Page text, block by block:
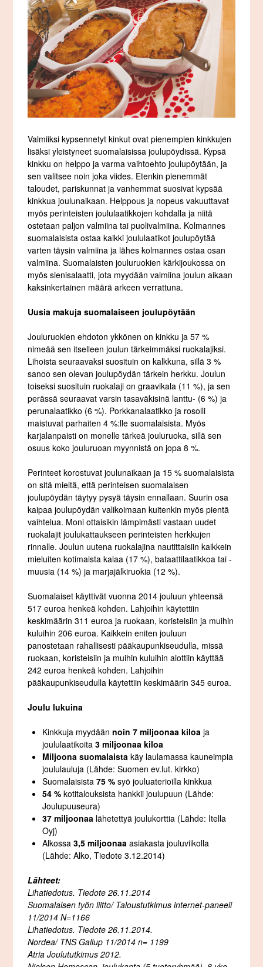
Valmiiksi kypsennetyt kinkut ovat pienempien kinkkujen
lisäksi yleistyneet suomalaisissa joulupöydissä. Kypsä
kinkku on helppo ja varma vaihtoehto joulupöytään, ja
sen valitsee noin joka viides. Etenkin pienemmät
taloudet, pariskunnat ja vanhemmat suosivat kypsää
kinkkua joulunaikaan. Helppous ja nopeus vakuuttavat
myös perinteisten joululaatikkojen kohdalla ja niitä
ostetaan paljon valmiina tai puolivalmiina. Kolmannes
suomalaisista ostaa kaikki joululaatikot joulupöytää
varten täysin valmiina ja lähes kolmannes ostaa osan
valmiina. Suomalaisten jouluruokien kärkijoukossa on
myös sienisalaatti, jota myydään valmiina joulun aikaan
kaksinkertainen määrä arkeen verrattuna.
Uusia makuja suomalaiseen joulupöytään
Jouluruokien ehdoton ykkönen on kinkku ja 57 %
nimeää sen itselleen joulun tärkeimmäksi ruokalajiksi.
Lihoista seuraavaksi suosituin on kalkkuna, sillä 3 %
sanoo sen olevan joulupöydän tärkein herkku. Joulun
toiseksi suosituin ruokalaji on graavikala (11 %), ja sen
perässä seuraavat varsin tasaväkisinä lanttu- (6 %) ja
perunalaatikko (6 %). Porkkanalaatikko ja rosolli
maistuvat parhaiten 4 %:lle suomalaisista. Myös
karjalanpaisti on monelle tärkeä jouluruoka, sillä sen
osuus koko jouluruoan myynnistä on jopa 8 %.
Perinteet korostuvat joulunaikaan ja 15 % suomalaisista
on sitä mieltä, että perinteisen suomalaisen
joulupöydän täytyy pysyä täysin ennallaan. Suurin osa
kaipaa joulupöydän valikoimaan kuitenkin myös pientä
vaihtelua. Moni ottaisikin lämpimästi vastaan uudet
ruokalajit joulukattaukseen perinteisten herkkujen
rinnalle. Joulun uutena ruokalajina nautittaisiin kaikkein
mieluiten kotimaista kalaa (17 %), bataattilaatikkoa tai -
muusia (14 %) ja marjajälkiruokia (12 %).
Suomalaiset käyttivät vuonna 2014 jouluun yhteensä
517 euroa henkeä kohden. Lahjoihin käytettiin
keskimäärin 311 euroa ja ruokaan, koristeisiin ja muihin
kuluihin 206 euroa. Kaikkein eniten jouluun
panostetaan rahallisesti pääkaupunkiseudulla, missä
ruokaan, koristeisiin ja muihin kuluihin aiottiin käyttää
242 euroa henkeä kohden. Lahjoihin
pääkaupunkiseudulla käytettiin keskimäärin 345 euroa.
Joulu lukuina
Kinkkuja myydäännoin 7 miljoonaa kiloaja
joululaatikoita 3 miljoonaa kiloa
Miljoona suomalaistakäy laulamassa kauneimpia
joululauluja (Lähde: Suomen ev.lut. kirkko)
Suomalaisista75 % syö jouluaterioilla kinkkua
54 % kotitalouksista hankkii joulupuun (Lähde:
Joulupuuseura)
37 miljoonaa lähetettyä joulukorttia (Lähde: Itella
Oyj)
Alkossa3,5 miljoonaa asiakasta jouluviikolla
(Lähde: Alko, Tiedote 3.12.2014)
Lähteet:
Lihatiedotus. Tiedote 26.11.2014
Suomalaisen työn liitto/ Taloustutkimus internet-paneeli
11/2014 N=1166
Lihatiedotus. Tiedote 26.11.2014.
Nordea/ TNS Gallup 11/2014 n= 1199
Atria Joulututkimus 2012.